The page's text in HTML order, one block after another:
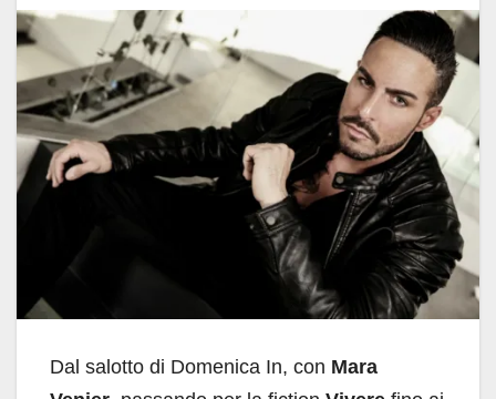
Dal salotto di Domenica In, con Mara